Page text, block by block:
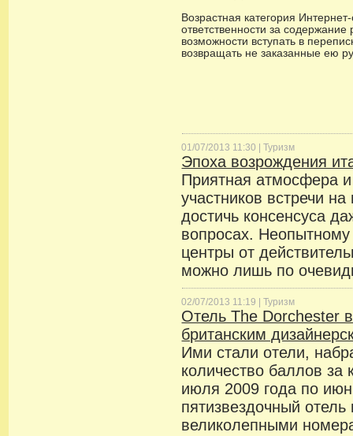
Возрастная категория
ответственности за
возможности вступать в
возвращать не заказанные ею
01/07/2013 11:30 |Туризм
Эпоха возрождения
Приятная атмосфера
участников встречи
достичь консенсуса
вопросах. Неопытному
центры от
можно лишь по
02/07/2013 11:19 |Туризм
Отель The Dorchester
британским
Ими стали отели,
количество баллов за
июля 2009 года по
пятизвездочный
великолепными